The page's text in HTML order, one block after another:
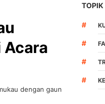
Acara
dengan gaun
TOPIK
#
#
#
#